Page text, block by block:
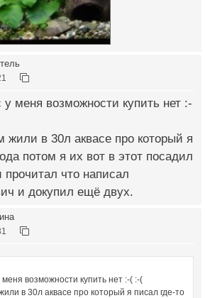
у меня возможности купить нет :-
жили в 30л аквасе про который я
потом я их вот в этот посадил
что написал
и докупил ещё двух.
меня возможности купить нет :-( :-(
в 30л аквасе про который я писал где-то